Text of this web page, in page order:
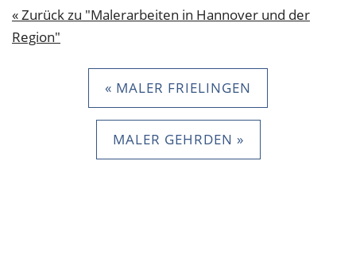
« Zurück zu "Malerarbeiten in Hannover und der
Region"
« MALER FRIELINGEN
MALER GEHRDEN »